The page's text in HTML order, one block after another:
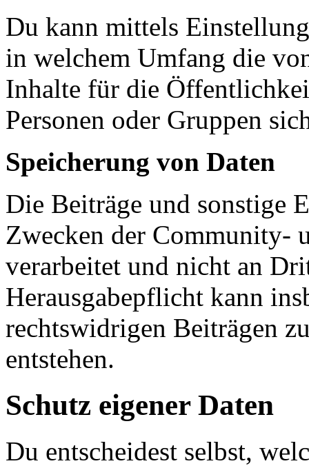
Du kann mittels
in welchem Umfang die
Inhalte für die
Personen oder Gruppen
Speicherung von Daten
Die Beiträge und sonstige
Zwecken der Community-
verarbeitet und nicht an
Herausgabepflicht kann
rechtswidrigen Beiträgen
entstehen.
Schutz eigener Daten
Du entscheidest selbst,